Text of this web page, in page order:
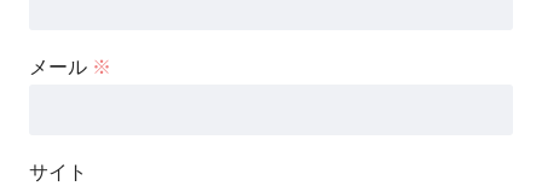
メール ※
サイト